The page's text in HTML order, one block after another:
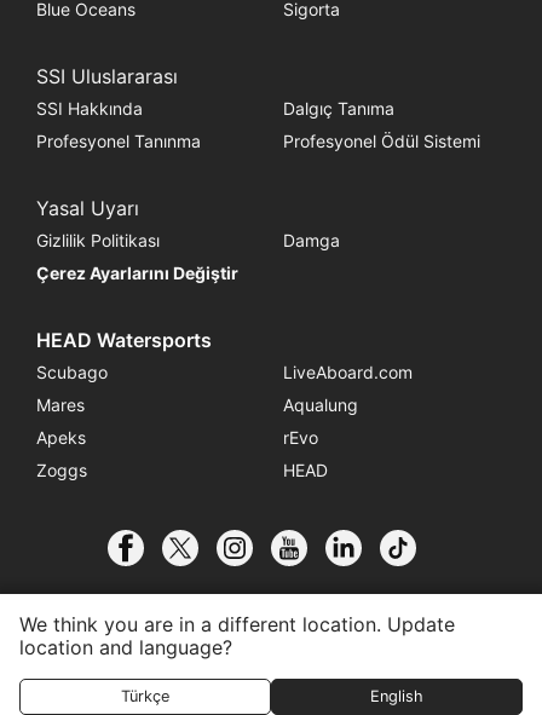
Merkeze Bağlı Olun İletişim
Blue Oceans
Sigorta
SSI Uluslararası
SSI Hakkında
Dalgıç Tanıma
Profesyonel Tanınma
Profesyonel Ödül Sistemi
Yasal Uyarı
Gizlilik Politikası
Damga
Çerez Ayarlarını Değiştir
HEAD Watersports
Scubago
LiveAboard.com
Mares
Aqualung
Apeks
rEvo
Zoggs
HEAD
© 2026 SSI International
We think you are in a different location. Update
location and language?
Türkçe English